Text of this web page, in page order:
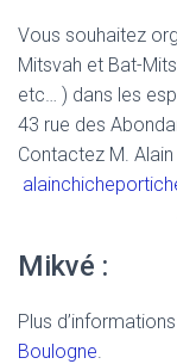
Vous souhaitez
Mitsvah et Bat-
etc… ) dans les
43 rue des
Contactez M.
Mikvé :
Plus
Boulogne.